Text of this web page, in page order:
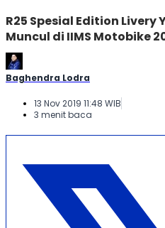
R25 Spesial Edition Livery
Muncul di IIMS Motobike
Baghendra Lodra
13 Nov 2019 11:48 WIB
3 menit baca